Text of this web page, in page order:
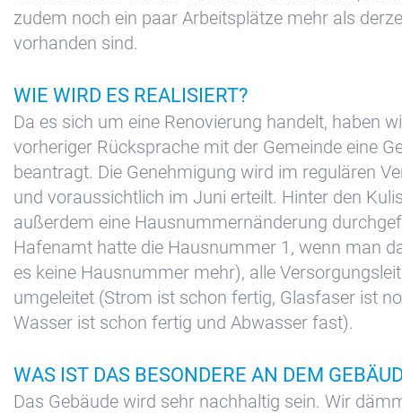
Zimmer
Bakboord
Zimmer
Stuurboord
Stellenangebote
Success
Waterland
zudem noch ein paar Arbeitsplätze mehr als
vorhanden sind.
WIE WIRD ES REALISIERT?
Da es sich um eine Renovierung handelt, haben
vorheriger Rücksprache mit der Gemeinde eine
beantragt. Die Genehmigung wird im regulären
und voraussichtlich im Juni erteilt. Hinter den
außerdem eine Hausnummernänderung
Hafenamt hatte die Hausnummer 1, wenn man
es keine Hausnummer mehr), alle
umgeleitet (Strom ist schon fertig, Glasfaser ist
Wasser ist schon fertig und Abwasser fast).
WAS IST DAS BESONDERE AN DEM
Das Gebäude wird sehr nachhaltig sein. Wir